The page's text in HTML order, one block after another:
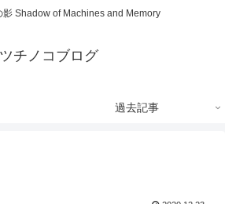
影 Shadow of Machines and Memory
ツチノコブログ
過去記事